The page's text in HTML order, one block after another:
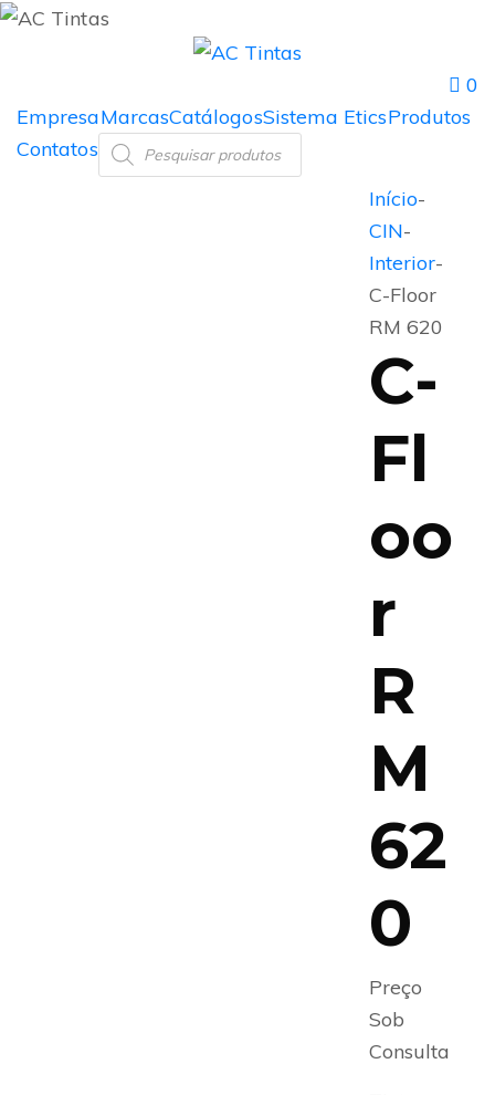
0
EmpresaMarcasCatálogosSistema EticsProdutos
Contatos
Início-
CIN-
Interior-
C-Floor
RM 620
C-
Fl
oo
r
R
M
62
0
Preço
Sob
Consulta